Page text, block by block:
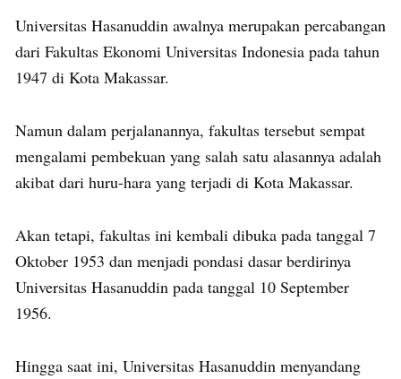
Universitas Hasanuddin awalnya merupakan percabangan
dari Fakultas Ekonomi Universitas Indonesia pada tahun
1947 di Kota Makassar.
Namun dalam perjalanannya, fakultas tersebut sempat
mengalami pembekuan yang salah satu alasannya adalah
akibat dari huru-hara yang terjadi di Kota Makassar.
Akan tetapi, fakultas ini kembali dibuka pada tanggal 7
Oktober 1953 dan menjadi pondasi dasar berdirinya
Universitas Hasanuddin pada tanggal 10 September
1956.
Hingga saat ini, Universitas Hasanuddin menyandang